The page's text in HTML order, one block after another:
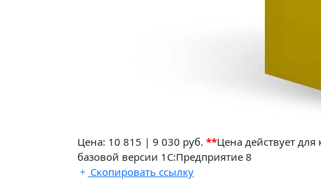
Цена: 10 815 |9 030 руб.**Цена действует
базовой версии 1С:Предприятие 8
Скопировать ссылку